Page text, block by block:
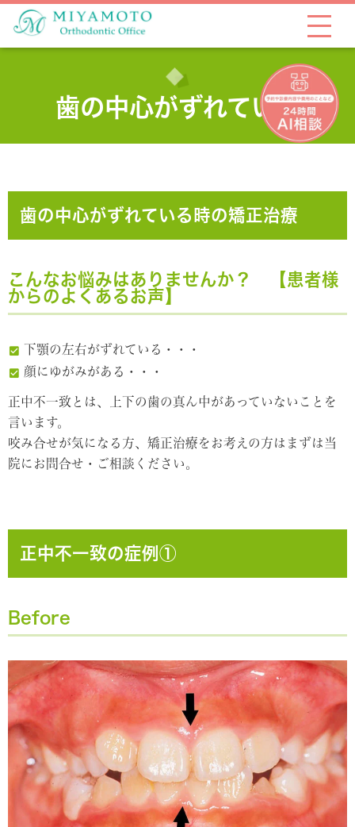
歯の中心がずれている
歯の中心がずれている時の矯正治療
こんなお悩みはありませんか？ 【患者様
からのよくあるお声】
下顎の左右がずれている・・・
顔にゆがみがある・・・
正中不一致とは、上下の歯の真ん中があっていないことを
言います。
咬み合せが気になる方、矯正治療をお考えの方はまずは当
院にお問合せ・ご相談ください。
正中不一致の症例①
Before